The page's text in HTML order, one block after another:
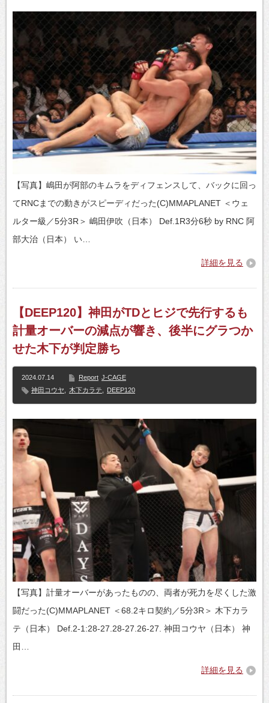
【写真】嶋田が阿部のキムラをディフェンスして、バックに回っ
てRNCまでの動きがスピーディだった(C)MMAPLANET ＜ウェ
ルター級／5分3R＞ 嶋田伊吹（日本） Def.1R3分6秒 by RNC 阿
部大治（日本） い…
詳細を見る
【DEEP120】神田がTDとヒジで先行するも
計量オーバーの減点が響き、後半にグラつか
せた木下が判定勝ち
2024.07.14 Report J-CAGE
神田コウヤ
木下カラテ DEEP120
【写真】計量オーバーがあったものの、両者が死力を尽くした激
闘だった(C)MMAPLANET ＜68.2キロ契約／5分3R＞ 木下カラ
テ（日本） Def.2-1:28-27.28-27.26-27. 神田コウヤ（日本） 神
田…
詳細を見る